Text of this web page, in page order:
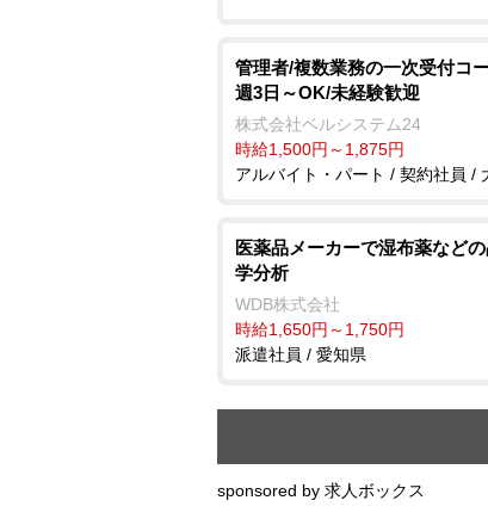
管理者/複数業務の一次受付コ
週3日～OK/未経験歓迎
株式会社ベルシステム24
時給1,500円～1,875円
アルバイト・パート / 契約社員 /
医薬品メーカーで湿布薬など
学分析
WDB株式会社
時給1,650円～1,750円
派遣社員 / 愛知県
sponsored by 求人ボックス